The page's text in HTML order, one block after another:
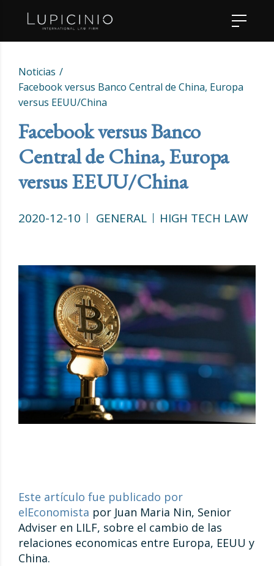
Noticias
Facebook versus Banco Central de China, Europa
versus EEUU/China
Facebook versus Banco
Central de China, Europa
versus EEUU/China
2020-12-10 GENERAL HIGH TECH LAW
Este artículo fue publicado por
elEconomista por Juan Maria Nin, Senior
Adviser en LILF, sobre el cambio de las
relaciones economicas entre Europa, EEUU y
China.